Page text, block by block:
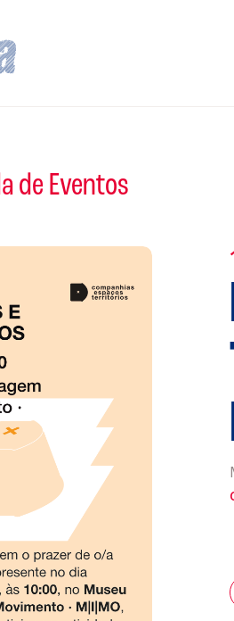
Sobre
Clubes
de Eventos
ROTEIROS EXISTENTES